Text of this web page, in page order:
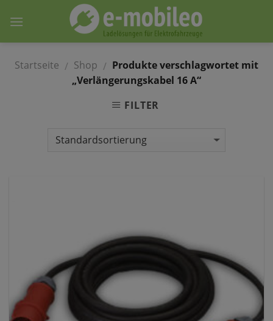
Startseite / Shop / Produkte verschlagwortet mit
„Verlängerungskabel 16 A“
FILTER